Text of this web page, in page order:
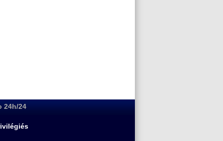
24h/24